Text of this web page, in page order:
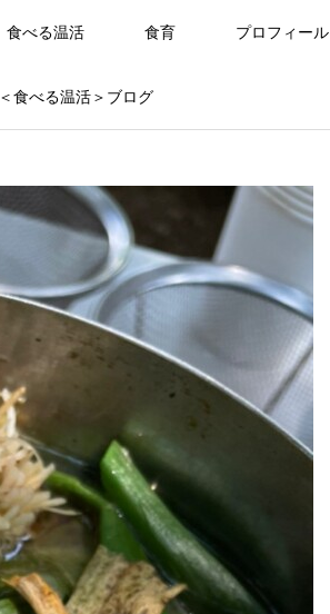
食べる温活 食育 プロフィール
＜食べる温活＞ブログ